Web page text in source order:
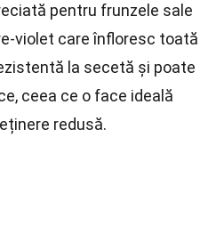
pentru frunzele sale
violet care înfloresc toată
la secetă și poate
ceea ce o face ideală
redusă.